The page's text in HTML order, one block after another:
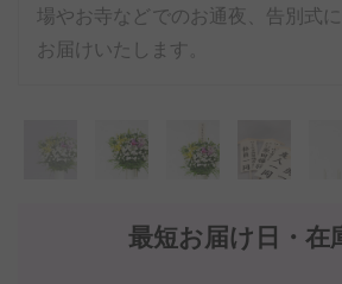
最短お届け日・在
場やお寺などでのお通夜、告別式
お届けいたします。